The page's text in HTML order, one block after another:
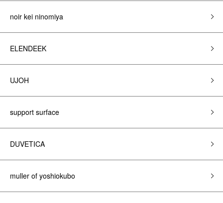
noir kei ninomiya
ELENDEEK
UJOH
support surface
DUVETICA
muller of yoshiokubo